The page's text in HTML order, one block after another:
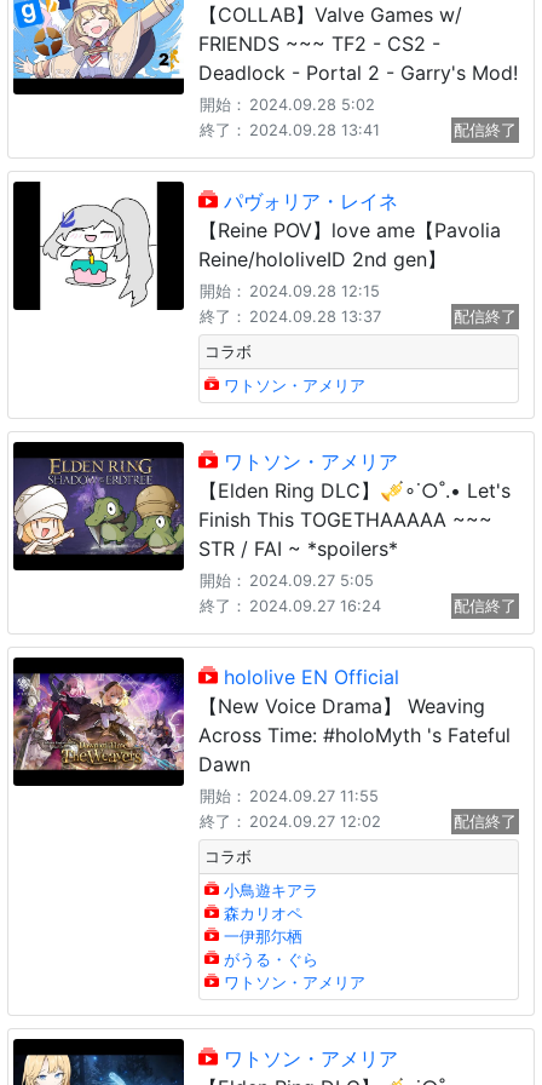
【COLLAB】Valve Games w/
FRIENDS ~~~ TF2 - CS2 -
Deadlock - Portal 2 - Garry's Mod!
開始： 2024.09.28 5:02
終了： 2024.09.28 13:41 配信終了
パヴォリア・レイネ
【Reine POV】love ame【Pavolia
Reine/hololiveID 2nd gen】
開始： 2024.09.28 12:15
終了： 2024.09.28 13:37
配信終了
コラボ
ワトソン・アメリア
ワトソン・アメリア
【Elden Ring DLC】🎺∘˙○˚.• Let's
Finish This TOGETHAAAAA ~~~
STR / FAI ~ *spoilers*
開始： 2024.09.27 5:05
終了： 2024.09.27 16:24 配信終了
hololive EN Official
【New Voice Drama】 Weaving
Across Time: #holoMyth 's Fateful
Dawn
開始： 2024.09.27 11:55
終了： 2024.09.27 12:02
配信終了
コラボ
小鳥遊キアラ
森カリオペ
一伊那尓栖
がうる・ぐら
ワトソン・アメリア
ワトソン・アメリア